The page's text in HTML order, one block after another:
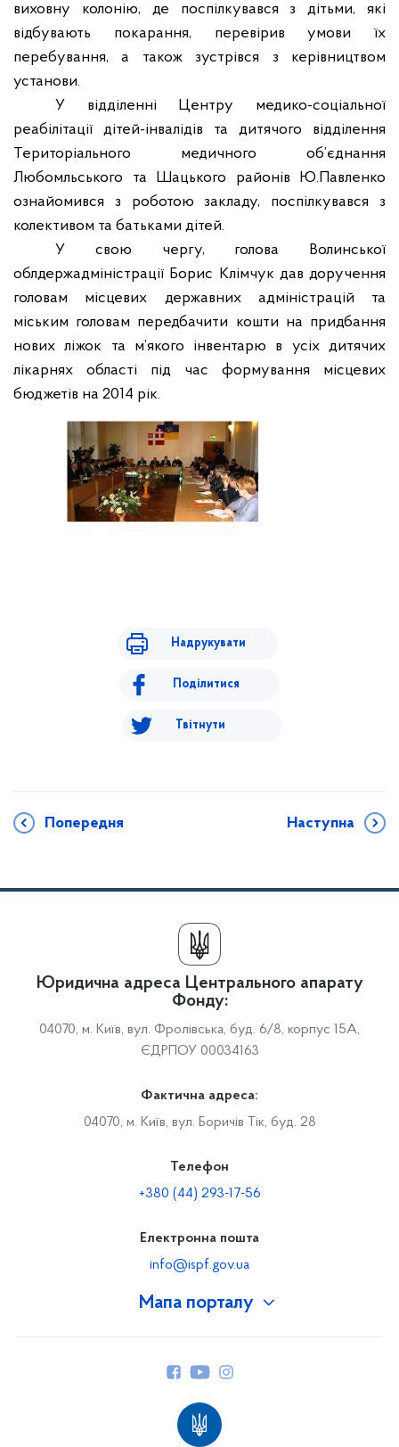
виховну колонію, де поспілкувався з дітьми, які
відбувають покарання, перевірив умови їх
перебування, а також зустрівся з керівництвом
установи.
У відділенні Центру медико-соціальної
реабілітації дітей-інвалідів та дитячого відділення
Територіального медичного об’єднання
Любомльського та Шацького районів Ю.Павленко
ознайомився з роботою закладу, поспілкувався з
колективом та батьками дітей.
У свою чергу, голова Волинської
облдержадміністрації Борис Клімчук дав доручення
головам місцевих державних адміністрацій та
міським головам передбачити кошти на придбання
нових ліжок та м’якого інвентарю в усіх дитячих
лікарнях області під час формування місцевих
бюджетів на 2014 рік.
Надрукувати
Поділитися
Твітнути
Попередня Наступна
Мапа порталу
Юридична адреса Центрального апарату
Фонду:
04070, м. Київ, вул. Фролівська, буд. 6/8, корпус 15А,
ЄДРПОУ 00034163
Фактична адреса:
04070, м. Київ, вул. Боричів Тік, буд. 28
Телефон
+380 (44) 293-17-56
Електронна пошта
info@ispf.gov.ua